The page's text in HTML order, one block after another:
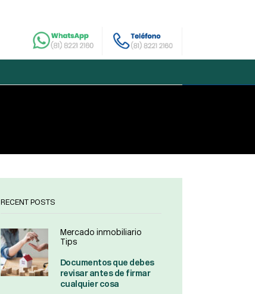
RECENT POSTS
Mercado inmobiliario
Tips
Documentos que debes
revisar antes de firmar
cualquier cosa